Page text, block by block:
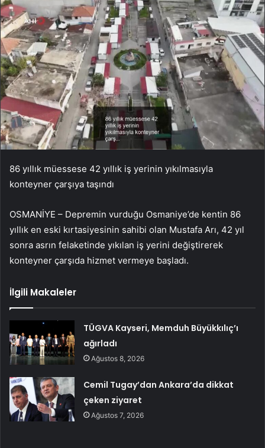
86 yıllık müessese 42 yıllık iş yerinin yıkılmasıyla
konteyner çarşıya taşındı
OSMANİYE – Depremin vurduğu Osmaniye’de kentin 86
yıllık en eski kırtasiyesinin sahibi olan Mustafa Arı, 42 yıl
sonra asrın felaketinde yıkılan iş yerini değiştirerek
konteyner çarşıda hizmet vermeye başladı.
İlgili Makaleler
TÜGVA Kayseri, Memduh Büyükkılıç’ı
ağırladı
Ağustos 8, 2026
Cemil Tugay’dan Ankara’da dikkat
çeken ziyaret
Ağustos 7, 2026